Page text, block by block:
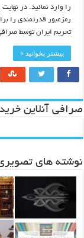
رمزعبور قدرتمندی را
تحریم ایران توسط
بیشتر بخوانید »
صرافی آنلاین
نوشته های